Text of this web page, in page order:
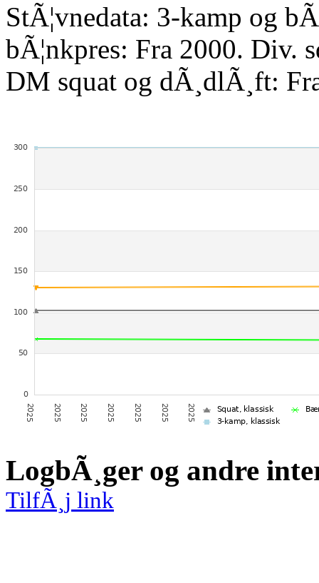
StÃ¦vnedata: 3-kamp og
bÃ¦nkpres: Fra 2000. Div.
DM squat og dÃ¸dlÃ¸ft:
LogbÃ¸ger og andre
TilfÃ¸j link